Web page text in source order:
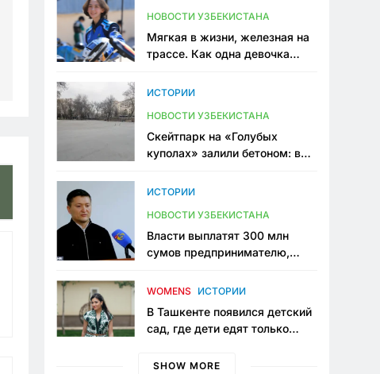
НОВОСТИ УЗБЕКИСТАНА
Мягкая в жизни, железная на
трассе. Как одна девочка
Узбекистане
ИСТОРИИ
НОВОСТИ УЗБЕКИСТАНА
Скейтпарк на «Голубых
куполах» залили бетоном: в
одно общественное
ИСТОРИИ
НОВОСТИ УЗБЕКИСТАНА
Власти выплатят 300 млн
сумов предпринимателю,
тюрьме по незаконному
WOMENS ИСТОРИИ
В Ташкенте появился детский
сад, где дети едят только
мама, которая устала просить
SHOW MORE